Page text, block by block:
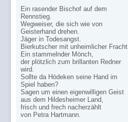
Ein rasender Bischof auf dem
Rennstieg.
Wegweiser, die sich wie von
Geisterhand drehen.
Jäger in Todesangst.
Bierkutscher mit unheimlicher Fracht.
Ein stammelnder Mönch,
der plötzlich zum brillanten Redner
wird.
Sollte da Hödeken seine Hand im
Spiel haben?
Sagen um einen eigenwilligen Geist
aus dem Hildesheimer Land,
frisch und frech nacherzählt
von Petra Hartmann.